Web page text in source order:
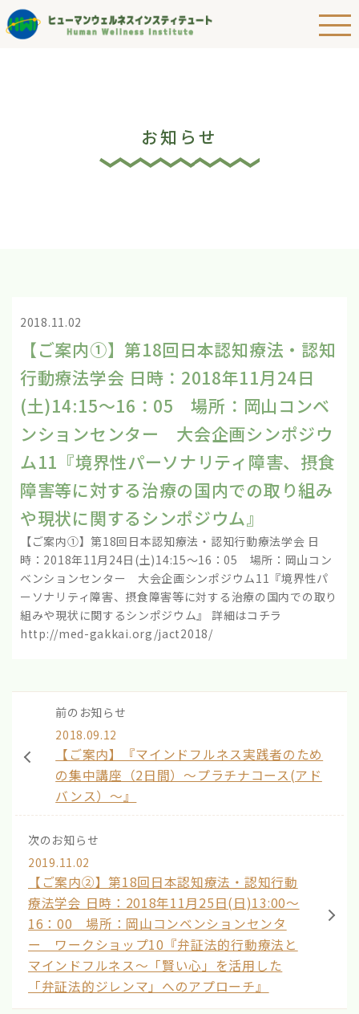
お知らせ
2018.11.02
【ご案内①】第18回日本認知療法・認知
行動療法学会 日時：2018年11月24日
(土)14:15～16：05 場所：岡山コンベ
ンションセンター 大会企画シンポジウ
ム11『境界性パーソナリティ障害、摂食
障害等に対する治療の国内での取り組み
や現状に関するシンポジウム』
【ご案内①】第18回日本認知療法・認知行動療法学会 日
時：2018年11月24日(土)14:15～16：05 場所：岡山コン
ベンションセンター 大会企画シンポジウム11『境界性パ
ーソナリティ障害、摂食障害等に対する治療の国内での取り
組みや現状に関するシンポジウム』 詳細はコチラ
http://med-gakkai.org/jact2018/
前のお知らせ
2018.09.12
【ご案内】『マインドフルネス実践者のため
の集中講座（2日間）～プラチナコース(アド
バンス）～』
次のお知らせ
2019.11.02
【ご案内②】第18回日本認知療法・認知行動
療法学会 日時：2018年11月25日(日)13:00～
16：00 場所：岡山コンベンションセンタ
ー ワークショップ10『弁証法的行動療法と
マインドフルネス～「賢い心」を活用した
「弁証法的ジレンマ」へのアプローチ』